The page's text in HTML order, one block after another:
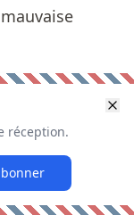
réception.